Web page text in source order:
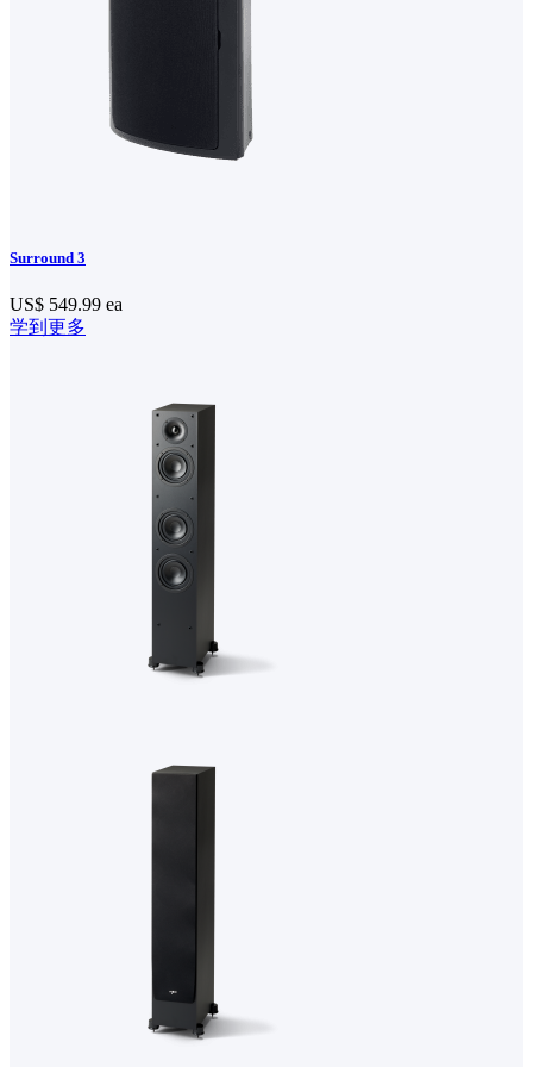
Surround 3
US$ 549.99 ea
学到更多